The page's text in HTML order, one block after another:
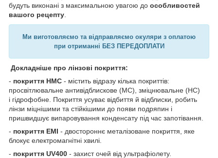
будуть виконані з максимальною увагою до особливостей
вашого рецепту
Ми виготовляємо та відправляємо окуляри з оплатою
при отриманні БЕЗ ПЕРЕДОПЛАТИ
Докладніше про лінзові покриття:
- покриття HMC - містить відразу кілька покриттів:
просвітлювальне антивідблискове (MC), зміцнювальне (HC)
і гідрофобне. Покриття усуває відбиття й відблиски, робить
лінзи міцнішими та стійкішими до появи подряпин і
пришвидшує випаровування конденсату під час запотівання.
- покриття EMI - двостороннє металізоване покриття, яке
блокує електромагнітні хвилі.
- покриття UV400 - захист очей від ультрафіолету.